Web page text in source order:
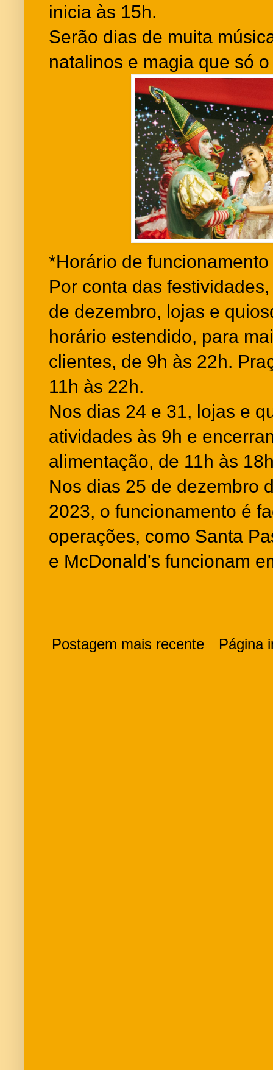
inicia às 15h.
Serão dias de muita
natalinos e magia que só
*Horário de
Por conta das
de dezembro, lojas e
horário estendido, para
clientes, de 9h às 22h.
11h às 22h.
Nos dias 24 e 31, lojas e
atividades às 9h e
alimentação, de 11h às
Nos dias 25 de dezembro
2023, o funcionamento é
operações, como Santa
e McDonald's funcionam
Postagem mais recente Página